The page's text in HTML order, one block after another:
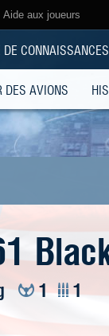
Aide aux joueurs
DE CONNAISSANCES
DES AVIONS
1 1